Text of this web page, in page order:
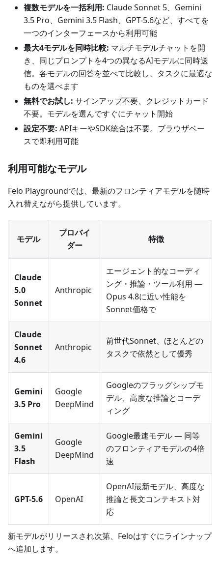
複数モデルを一括利用: Claude Sonnet 5、Gemini
3.5 Pro、Gemini 3.5 Flash、GPT-5.6など、すべてを
一つのインターフェースから利用可能
最大4モデルを同時比較: マルチモデルチャットを開
き、同じプロンプトを4つの異なるAIモデルに同時送
信。各モデルの回答を並べて比較し、タスクに最適な
ものを選べます
無料でお試し: サインアップ不要、クレジットカード
不要。モデルを選んですぐにチャット開始
設定不要: APIキーやSDK統合は不要。ブラウザベー
スで即利用可能
利用可能なモデル
Felo Playgroundでは、最新のフロンティアモデルを随時
入れ替えながら提供しています。
モデル
プロバイ
ダー
特徴
Claude
5.0
Sonnet
Anthropic
エージェント的なコーディ
ング・推論・ツール利用 —
Opus 4.8に近い性能を
Sonnet価格で
Claude
Sonnet
4.6
Anthropic
前世代Sonnet、ほとんどの
タスクで依然として優秀
Gemini
3.5 Pro
Google
DeepMind
Googleのフラッグシップモ
デル、高度な推論とコーデ
ィング
Gemini
3.5
Flash
Google
DeepMind
Google最速モデル — 同等
のフロンティアモデルの4倍
速
GPT-5.6 OpenAI
OpenAI最新モデル、高度な
推論と長文コンテキスト対
応
新モデルがリリースされ次第、Feloはすぐにラインナップ
へ追加します。